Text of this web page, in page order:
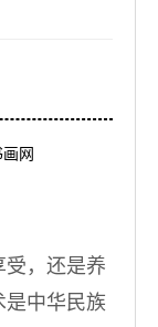
网
，还是养
是中华民族